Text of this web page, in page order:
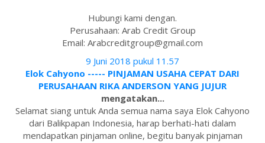
Hubungi kami dengan.
Perusahaan: Arab Credit Group
Email: Arabcreditgroup@gmail.com
9 Juni 2018 pukul 11.57
Elok Cahyono ----- PINJAMAN USAHA CEPAT DARI
PERUSAHAAN RIKA ANDERSON YANG JUJUR
mengatakan...
Selamat siang untuk Anda semua nama saya Elok Cahyono
dari Balikpapan Indonesia, harap berhati-hati dalam
mendapatkan pinjaman online, begitu banyak pinjaman